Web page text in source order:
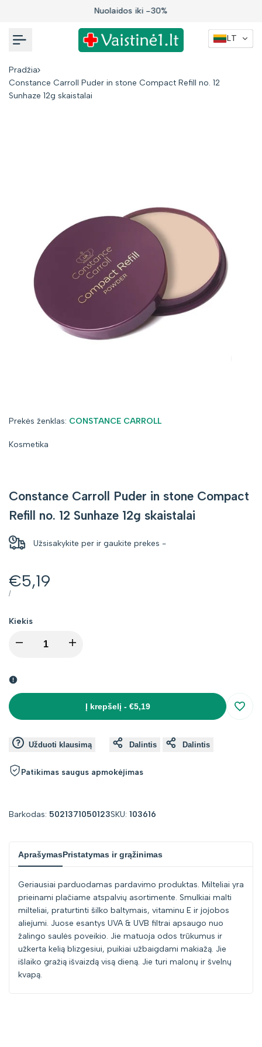
Nuolaidos iki -30%
Pradžia
Constance Carroll Puder in stone Compact Refill no. 12
Sunhaze 12g skaistalai
Prekės ženklas: Prekės
CONSTANCE CARROLL
Kosmetika
Constance Carroll Puder in stone Compact
Refill no. 12 Sunhaze 12g skaistalai
Užsisakykite per ir gaukite prekes -
Kaina
su
nuolaida
€5,19
VIENETO
/PER
Kiekis
I18n
Missing
value
"product"
kiekį
prekei
{{
product
}}"
I18n
"product"
kiekį
prekei
{{
product
}}"
Į krepšelį - €5,19
Užduoti klausimą Dalintis Dalintis
Patikimas saugus apmokėjimas
Barkodas: 5021371050123SKU: 103616
AprašymasPristatymas ir grąžinimas
Geriausiai parduodamas pardavimo produktas. Milteliai yra
prieinami plačiame atspalvių asortimente. Smulkiai malti
milteliai, praturtinti šilko baltymais, vitaminu E ir jojobos
aliejumi. Juose esantys UVA & UVB filtrai apsaugo nuo
žalingo saulės poveikio. Jie matuoja odos trūkumus ir
užkerta kelią blizgesiui, puikiai užbaigdami makiažą. Jie
išlaiko gražią išvaizdą visą dieną. Jie turi malonų ir švelnų
kvapą.
LT